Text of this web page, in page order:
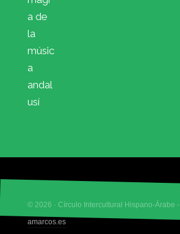
a de
la
músic
a
andal
usí
© 2026 · Círculo Intercultural Hispano-Árabe -
amarcos.es